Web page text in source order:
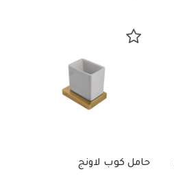
حامل كوب لاونج